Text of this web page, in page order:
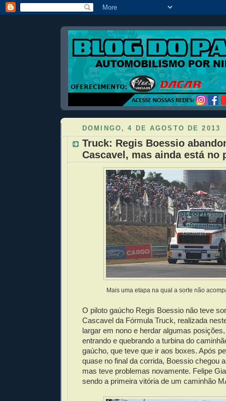
DOMINGO, 4 DE AGOSTO DE 2013
Truck: Regis Boessio
Cascavel, mas ainda está no
Mais uma etapa na qual a sorte não
O piloto gaúcho Regis Boessio não teve
Cascavel da Fórmula Truck, realizada
largar em nono e herdar algumas
entrando e quebrando a turbina do
gaúcho, que teve que ir aos boxes. Após
quase no final da corrida, Boessio chegou
mas teve problemas novamente. Felipe
sendo a primeira vitória de um caminhão